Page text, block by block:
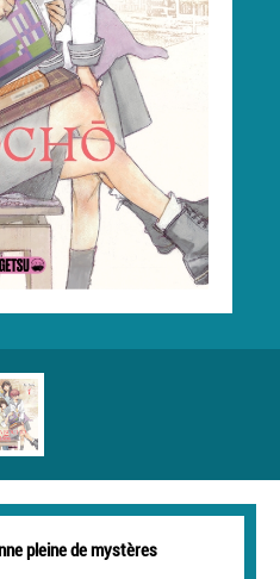
pleine de mystères